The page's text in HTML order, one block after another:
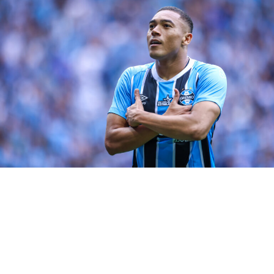
sábado.
RELATED TOPICS: BAHIA DESTAQUE FERREIRA GRÊMIO
UP NEXT
Grêmio x Bahia: Onde assistir, escalações e mais
Confira os relacionados do Grêmio para o duelo com o
Bahia
Gregory Felipe